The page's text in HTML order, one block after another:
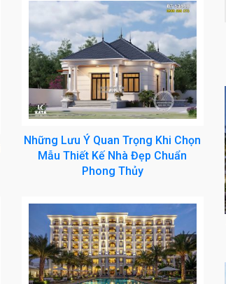
Những Lưu Ý Quan Trọng Khi Chọn
Mẫu Thiết Kế Nhà Đẹp Chuẩn
Phong Thủy